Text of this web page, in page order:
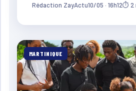
Rédaction ZayActu10/05 · 16h12⏱ 2
MARTINIQUE